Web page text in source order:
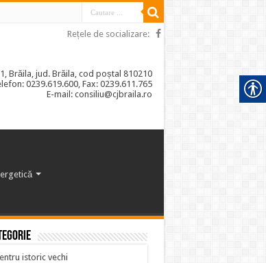
Rețele de socializare:
Brăila, jud. Brăila, cod poștal 810210
0239.619.600, Fax: 0239.611.765
E-mail: consiliu@cjbraila.ro
istoric vechi